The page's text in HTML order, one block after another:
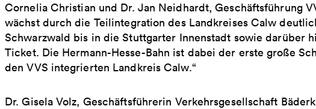
Cornelia Christian und Dr. Jan Neidhardt, Geschäftsführung
wächst durch die Teilintegration des Landkreises Calw
Schwarzwald bis in die Stuttgarter Innenstadt sowie darüber
Ticket. Die Hermann-Hesse-Bahn ist dabei der erste große
den VVS integrierten Landkreis Calw.“
Dr. Gisela Volz, Geschäftsführerin Verkehrsgesellschaft